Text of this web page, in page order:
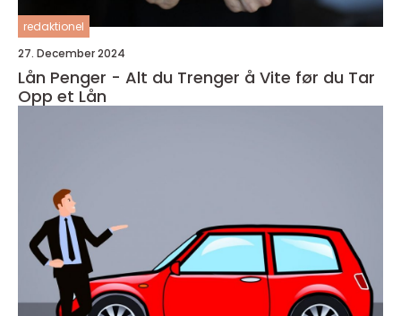
redaktionel
27. December 2024
Lån Penger - Alt du Trenger å Vite før du Tar
Opp et Lån